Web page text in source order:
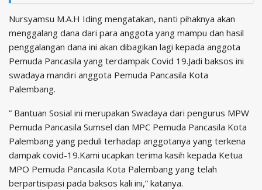
Nursyamsu M.A.H Iding mengatakan, nanti pihaknya akan
menggalang dana dari para anggota yang mampu dan hasil
penggalangan dana ini akan dibagikan lagi kepada anggota
Pemuda Pancasila yang terdampak Covid 19.Jadi baksos ini
swadaya mandiri anggota Pemuda Pancasila Kota
Palembang.
” Bantuan Sosial ini merupakan Swadaya dari pengurus MPW
Pemuda Pancasila Sumsel dan MPC Pemuda Pancasila Kota
Palembang yang peduli terhadap anggotanya yang terkena
dampak covid-19.Kami ucapkan terima kasih kepada Ketua
MPO Pemuda Pancasila Kota Palembang yang telah
berpartisipasi pada baksos kali ini,” katanya.